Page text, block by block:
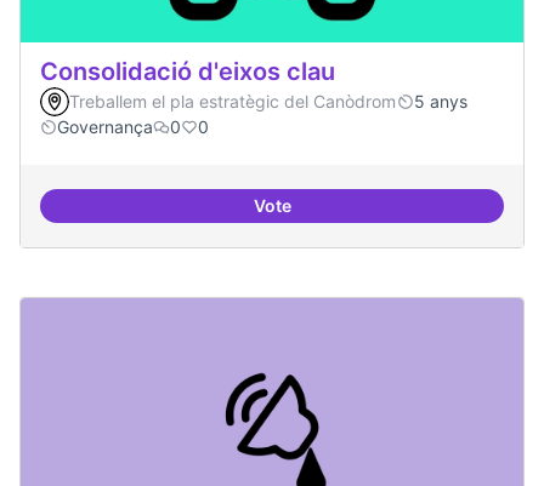
Consolidació d'eixos clau
Treballem el pla estratègic del Canòdrom
5 anys
Governança
0 0
VoteConsolidació d'eixos clau